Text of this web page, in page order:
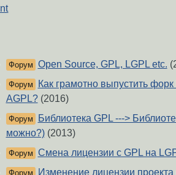
Форум Open Source, GPL, LGPL etc.
Форум
Как грамотно выпустить
AGPL?(2016)
Форум
Библиотека GPL --->
можно?)(2013)
Форум Смена лицензии с GPL на
Форум Изменение лицензии проекта